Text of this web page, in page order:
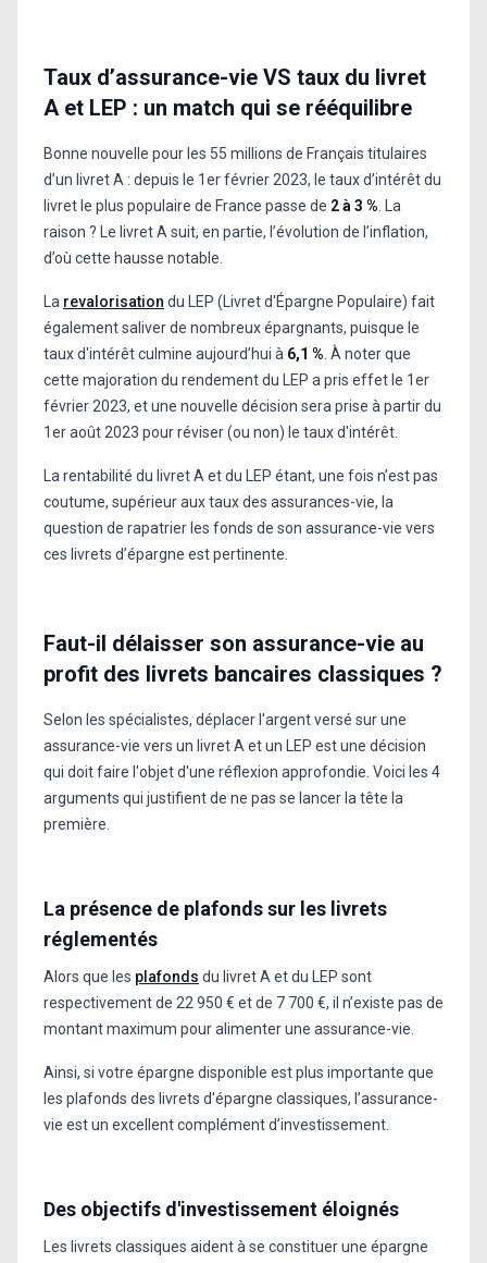
Taux d’assurance-vie VS taux du livret
A et LEP : un match qui se rééquilibre
Bonne nouvelle pour les 55 millions de Français titulaires
d’un livret A : depuis le 1er février 2023, le taux d’intérêt du
livret le plus populaire de France passe de 2 à 3 % . La
raison ? Le livret A suit, en partie, l’évolution de l’inflation,
d’où cette hausse notable.
La revalorisation du LEP (Livret d'Épargne Populaire) fait
également saliver de nombreux épargnants, puisque le
taux d'intérêt culmine aujourd’hui à 6,1 % . À noter que
cette majoration du rendement du LEP a pris effet le 1er
février 2023, et une nouvelle décision sera prise à partir du
1er août 2023 pour réviser (ou non) le taux d'intérêt.
La rentabilité du livret A et du LEP étant, une fois n’est pas
coutume, supérieur aux taux des assurances-vie, la
question de rapatrier les fonds de son assurance-vie vers
ces livrets d’épargne est pertinente.
Faut-il délaisser son assurance-vie au
profit des livrets bancaires classiques ?
Selon les spécialistes, déplacer l'argent versé sur une
assurance-vie vers un livret A et un LEP est une décision
qui doit faire l'objet d'une réflexion approfondie. Voici les 4
arguments qui justifient de ne pas se lancer la tête la
première.
La présence de plafonds sur les livrets
réglementés
Alors que les plafonds du livret A et du LEP sont
respectivement de 22 950 € et de 7 700 €, il n’existe pas de
montant maximum pour alimenter une assurance-vie.
Ainsi, si votre épargne disponible est plus importante que
les plafonds des livrets d'épargne classiques, l’assurance-
vie est un excellent complément d’investissement.
Des objectifs d'investissement éloignés
Les livrets classiques aident à se constituer une épargne